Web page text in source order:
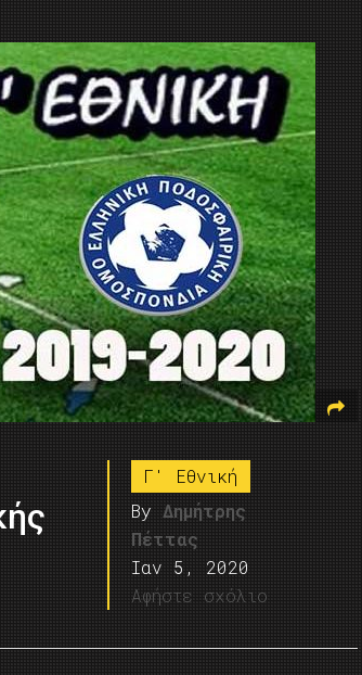
Γ' Εθνική
By Δημήτρης
Πέττας
Ιαν 5, 2020
Αφήστε σχόλιο